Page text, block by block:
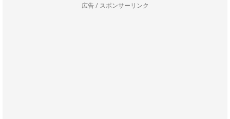
広告 / スポンサーリンク